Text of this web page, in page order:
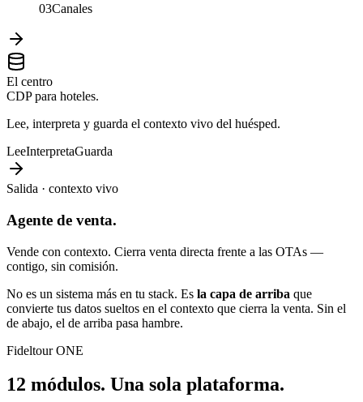
03Canales
El centro
CDP para hoteles.
Lee, interpreta y guarda el contexto vivo del huésped.
LeeInterpretaGuarda
Salida · contexto vivo
Agente de venta.
Vende con contexto. Cierra venta directa frente a las OTAs —
contigo, sin comisión.
No es un sistema más en tu stack. Es la capa de arriba que
convierte tus datos sueltos en el contexto que cierra la venta. Sin el
de abajo, el de arriba pasa hambre.
Fideltour ONE
12 módulos. Una sola plataforma.